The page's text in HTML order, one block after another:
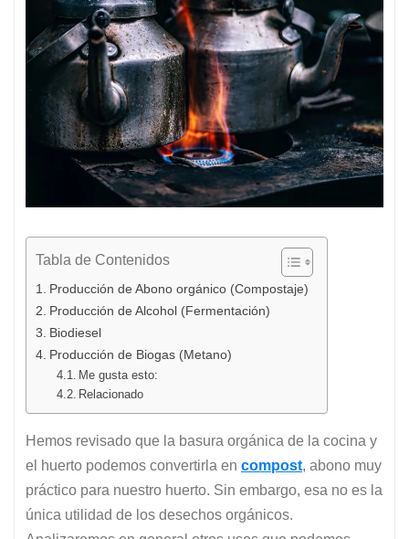
Tabla de Contenidos
Producción de Abono orgánico (Compostaje)
Producción de Alcohol (Fermentación)
Biodiesel
Producción de Biogas (Metano)
Me gusta esto:
Relacionado
Hemos revisado que la basura orgánica de la cocina y
el huerto podemos convertirla en compost, abono muy
práctico para nuestro huerto. Sin embargo, esa no es la
única utilidad de los desechos orgánicos.